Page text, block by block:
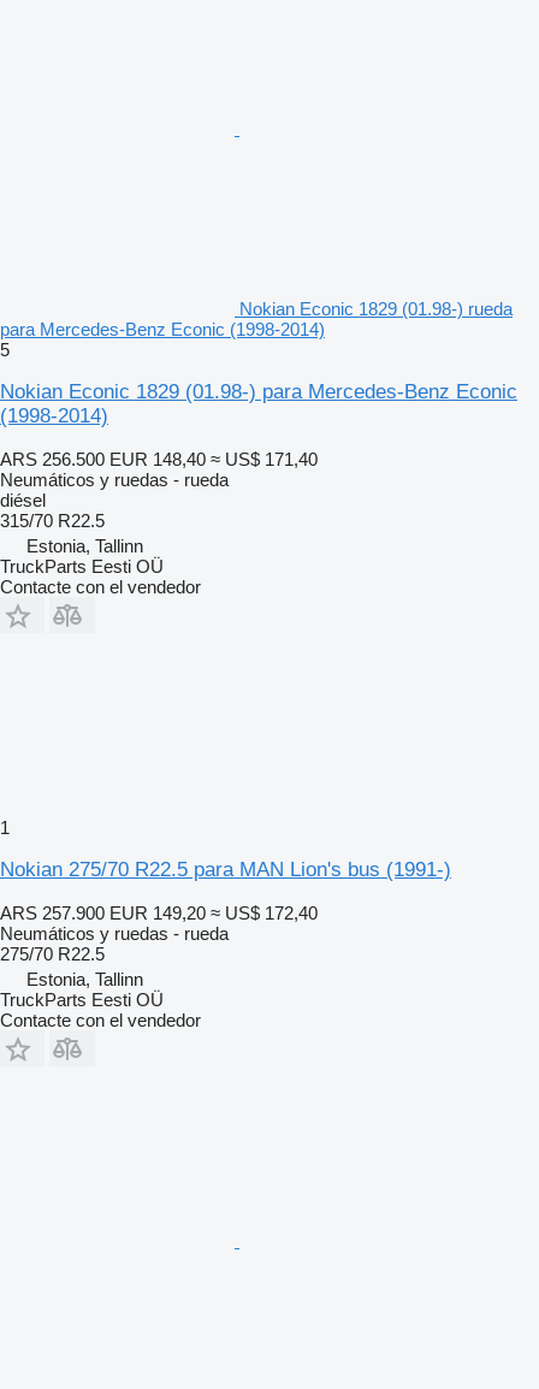
Nokian Econic 1829 (01.98-) rueda
para Mercedes-Benz Econic (1998-2014)
5
Nokian Econic 1829 (01.98-) para Mercedes-Benz Econic
(1998-2014)
ARS 256.500 EUR 148,40 ≈ US$ 171,40
Neumáticos y ruedas - rueda
diésel
315/70 R22.5
Estonia, Tallinn
TruckParts Eesti OÜ
Contacte con el vendedor
1
Nokian 275/70 R22.5 para MAN Lion's bus (1991-)
ARS 257.900 EUR 149,20 ≈ US$ 172,40
Neumáticos y ruedas - rueda
275/70 R22.5
Estonia, Tallinn
TruckParts Eesti OÜ
Contacte con el vendedor